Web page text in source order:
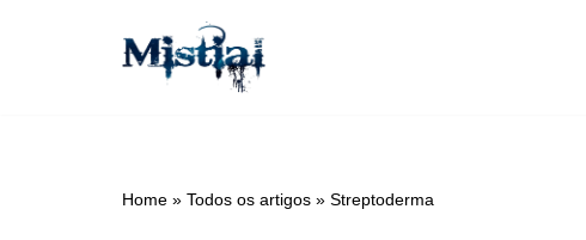
Home » Todos os artigos » Streptoderma